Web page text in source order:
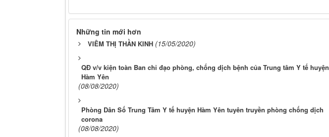
Những tin mới hơn
VIÊM THỊ THẦN KINH (15/05/2020)
QĐ v/v kiện toàn Ban chỉ đạo phòng, chống dịch bệnh của Trung tâm Y tế huyện
Hàm Yên
(08/08/2020)
Phòng Dân Số Trung Tâm Y tế huyện Hàm Yên tuyên truyền phòng chống dịch
corona
(08/08/2020)